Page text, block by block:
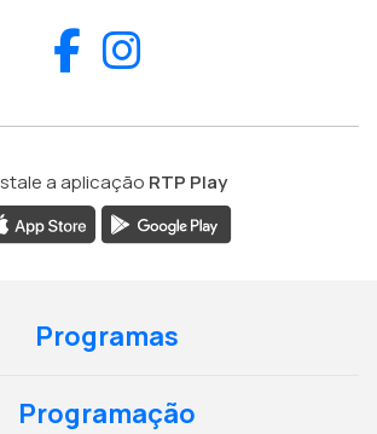
Facebook
a aplicação RTP Play
Programas
Programação